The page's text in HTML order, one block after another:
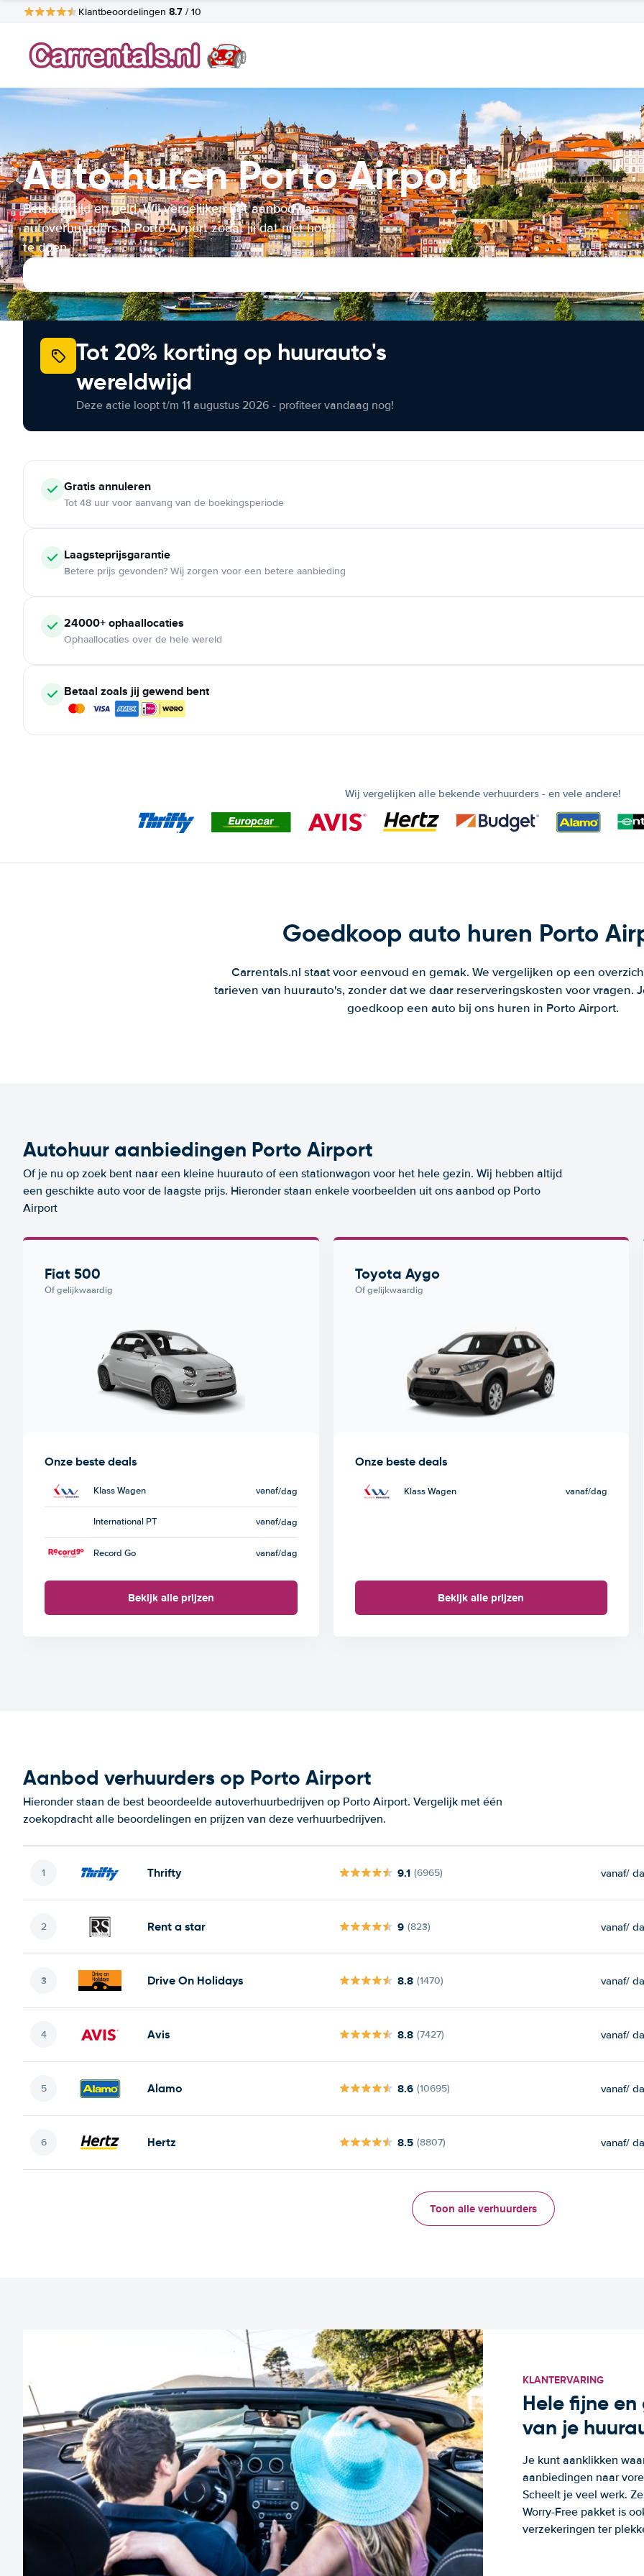
Klantbeoordelingen 8.7 / 10
Auto huren Porto Airport
Bespaar tijd en geld. Wij vergelijken het aanbod van
autoverhuurders in Porto Airport zodat jij dat niet hoeft
te doen.
Tot 20% korting op huurauto's
wereldwijd
Deze actie loopt t/m 11 augustus 2026 - profiteer vandaag nog!
Gratis annuleren
Tot 48 uur voor aanvang van de boekingsperiode
Laagsteprijsgarantie
Betere prijs gevonden? Wij zorgen voor een betere aanbieding
24000+ ophaallocaties
Ophaallocaties over de hele wereld
Betaal zoals jij gewend bent
Wij vergelijken alle bekende verhuurders - en vele andere!
Goedkoop auto huren Porto
Carrentals.nl staat voor eenvoud en gemak. We vergelijken op een
tarieven van huurauto's, zonder dat we daar reserveringskosten voor vragen.
goedkoop een auto bij ons huren in Porto Airport.
Autohuur aanbiedingen Porto Airport
Of je nu op zoek bent naar een kleine huurauto of een stationwagon voor het hele gezin. Wij hebben altijd
een geschikte auto voor de laagste prijs. Hieronder staan enkele voorbeelden uit ons aanbod op Porto
Airport
Fiat 500
Of gelijkwaardig
Onze beste deals
Klass Wagen vanaf/dag
International PT vanaf/dag
Record Go vanaf/dag
Bekijk alle prijzen
Toyota Aygo
Of gelijkwaardig
Onze beste deals
Klass Wagen vanaf/dag
Bekijk alle prijzen
Aanbod verhuurders op Porto Airport
Hieronder staan de best beoordeelde autoverhuurbedrijven op Porto Airport. Vergelijk met één
zoekopdracht alle beoordelingen en prijzen van deze verhuurbedrijven.
Thrifty 9.1 (6965) vanaf/
Rent a star 9 (823) vanaf/
Drive On Holidays 8.8 (1470) vanaf/
Avis 8.8 (7427) vanaf/
Alamo 8.6 (10695) vanaf/
Hertz 8.5 (8807) vanaf/
Toon alle verhuurders
KLANTERVARING
Hele fijne
van je
Je kunt aanklikken
aanbiedingen naar
Scheelt je veel werk.
Worry-Free pakket is
verzekeringen ter